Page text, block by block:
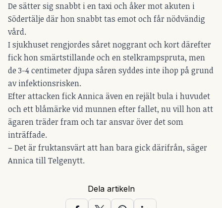
De sätter sig snabbt i en taxi och åker mot akuten i
Södertälje där hon snabbt tas emot och får nödvändig
vård.
I sjukhuset rengjordes såret noggrant och kort därefter
fick hon smärtstillande och en stelkrampspruta, men
de 3-4 centimeter djupa såren syddes inte ihop på grund
av infektionsrisken.
Efter attacken fick Annica även en rejält bula i huvudet
och ett blåmärke vid munnen efter fallet, nu vill hon att
ägaren träder fram och tar ansvar över det som
inträffade.
– Det är fruktansvärt att han bara gick därifrån, säger
Annica till Telgenytt.
Dela artikeln